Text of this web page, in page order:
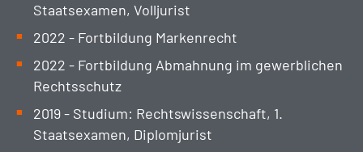
Staatsexamen, Volljurist
2022 - Fortbildung Markenrecht
2022 - Fortbildung Abmahnung im gewerblichen
Rechtsschutz
2019 - Studium: Rechtswissenschaft, 1.
Staatsexamen, Diplomjurist